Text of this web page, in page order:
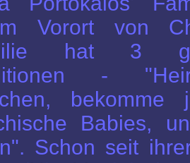
Vorort von
hat 3
-
bekomme
Babies,
Schon seit